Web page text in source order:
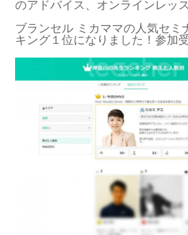
のアドバイス、オンラインレッ
ブランセル ミカママの人気セミ
キング１位になりました！参加